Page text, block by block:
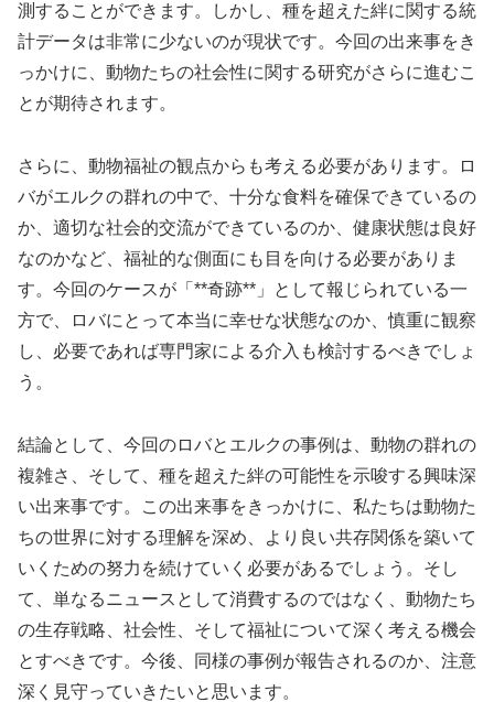
測することができます。しかし、種を超えた絆に関する統
計データは非常に少ないのが現状です。今回の出来事をき
っかけに、動物たちの社会性に関する研究がさらに進むこ
とが期待されます。
さらに、動物福祉の観点からも考える必要があります。ロ
バがエルクの群れの中で、十分な食料を確保できているの
か、適切な社会的交流ができているのか、健康状態は良好
なのかなど、福祉的な側面にも目を向ける必要がありま
す。今回のケースが「**奇跡**」として報じられている一
方で、ロバにとって本当に幸せな状態なのか、慎重に観察
し、必要であれば専門家による介入も検討するべきでしょ
う。
結論として、今回のロバとエルクの事例は、動物の群れの
複雑さ、そして、種を超えた絆の可能性を示唆する興味深
い出来事です。この出来事をきっかけに、私たちは動物た
ちの世界に対する理解を深め、より良い共存関係を築いて
いくための努力を続けていく必要があるでしょう。そし
て、単なるニュースとして消費するのではなく、動物たち
の生存戦略、社会性、そして福祉について深く考える機会
とすべきです。今後、同様の事例が報告されるのか、注意
深く見守っていきたいと思います。